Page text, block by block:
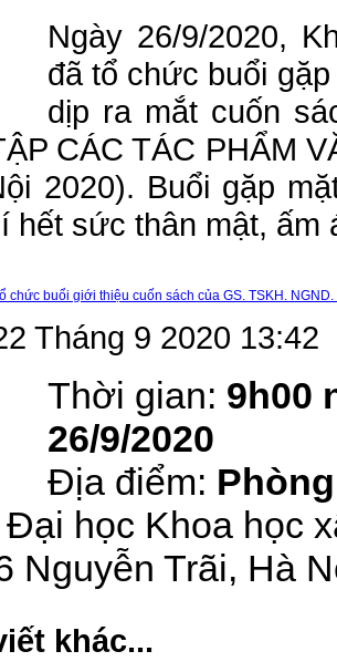
Ngày 26/9/2020,
đã tổ chức buổi
dịp ra mắt cuốn
CÁC TÁC PHẨM
2020). Buổi gặp
hết sức thân mật, ấm
chức buổi giới thiệu cuốn sách của GS. TSKH.
Tháng 9 2020 13:42
Thời gian: 9h00
26/9/2020
Địa điểm:
học Khoa học
Nguyễn Trãi, Hà
khác...